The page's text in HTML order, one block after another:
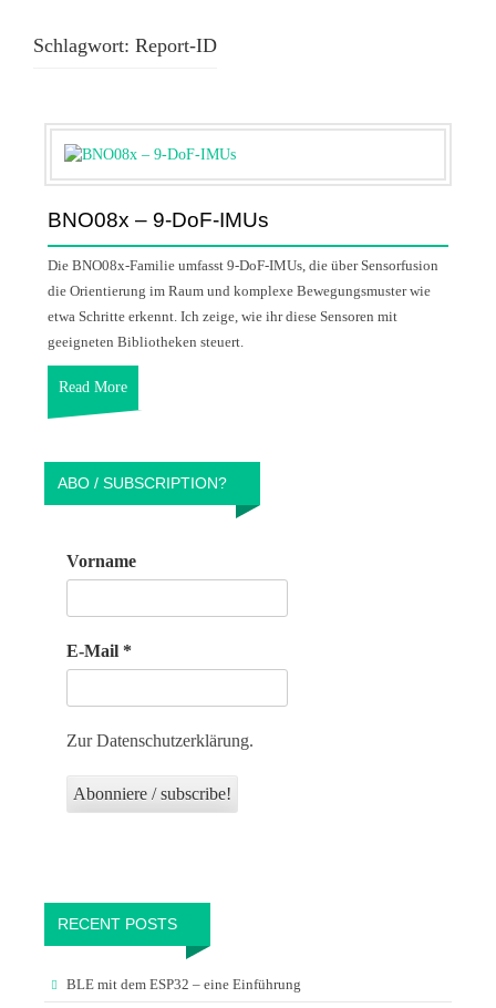
Schlagwort: Report-ID
BNO08x – 9-DoF-IMUs
Die BNO08x-Familie umfasst 9-DoF-IMUs, die über Sensorfusion
die Orientierung im Raum und komplexe Bewegungsmuster wie
etwa Schritte erkennt. Ich zeige, wie ihr diese Sensoren mit
geeigneten Bibliotheken steuert.
Read More
ABO / SUBSCRIPTION?
Vorname
E-Mail *
Zur Datenschutzerklärung.
RECENT POSTS
BLE mit dem ESP32 – eine Einführung